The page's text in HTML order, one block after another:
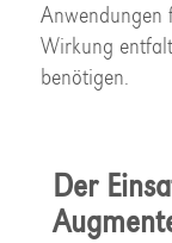
Anwendungen
Wirkung
benötigen.
Der